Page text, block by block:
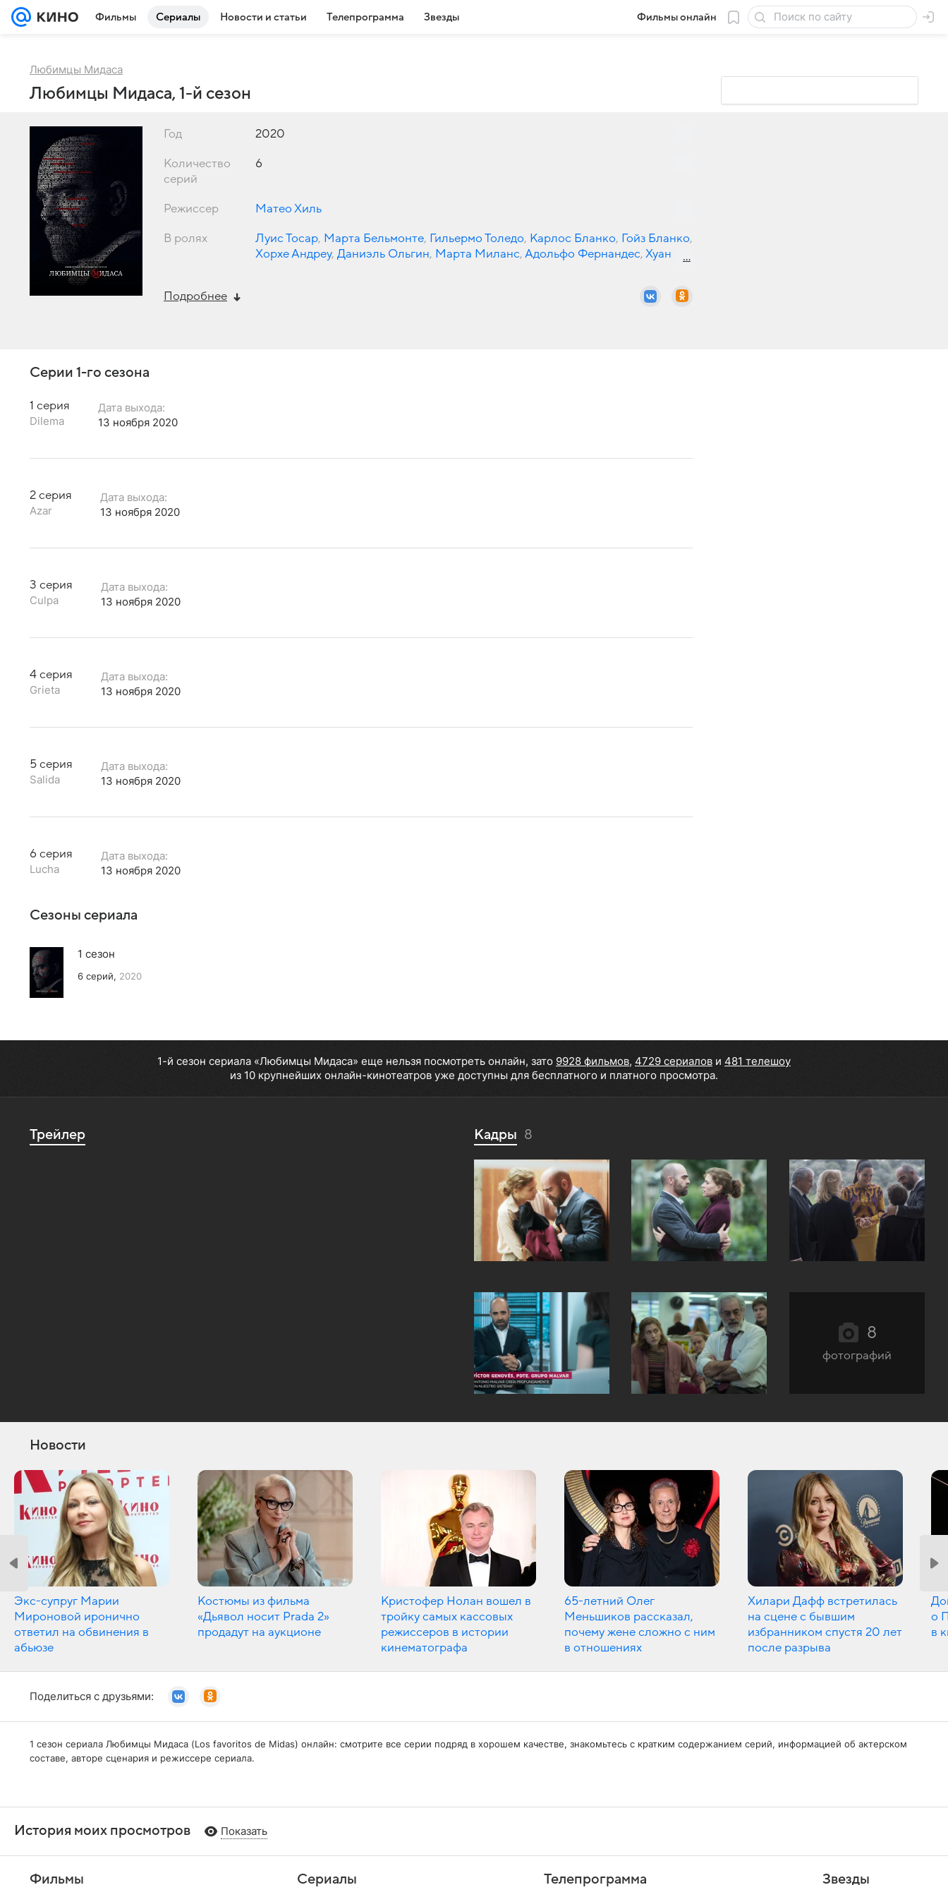
Фильмы Сериалы Новости и статьи Телепрограмма Звезды Фильмы онлайн
Любимцы Мидаса
Любимцы Мидаса, 1-й сезон
Год 2020
Количество
серий
6
Режиссер Матео Хиль
В ролях Луис Тосар, Марта Бельмонте, Гильермо Толедо, Карлос Бланко, Гойз Бланко,
Хорхе Андреу, Даниэль Ольгин, Марта Миланс, Адольфо Фернандес, Хуан
Подробнее
Серии 1-го сезона
1 серия
Dilema
Дата выхода:
13 ноября 2020
2 серия
Azar
Дата выхода:
13 ноября 2020
3 серия
Culpa
Дата выхода:
13 ноября 2020
4 серия
Grieta
Дата выхода:
13 ноября 2020
5 серия
Salida
Дата выхода:
13 ноября 2020
6 серия
Lucha
Дата выхода:
13 ноября 2020
Сезоны сериала
1 сезон
6 серий, 2020
1-й сезон сериала «Любимцы Мидаса» еще нельзя посмотреть онлайн, зато 9928 фильмов, 4729 сериалов и 481 телешоу
из 10 крупнейших онлайн-кинотеатров уже доступны для бесплатного и платного просмотра.
Трейлер Кадры 8
8
фотографий
Новости
Экс-супруг Марии
Мироновой иронично
ответил на обвинения в
абьюзе
Костюмы из фильма
«Дьявол носит Prada 2»
продадут на аукционе
Кристофер Нолан вошел в
тройку самых кассовых
режиссеров в истории
кинематографа
65-летний Олег
Меньшиков рассказал,
почему жене сложно с ним
в отношениях
Хилари Дафф встретилась
на сцене с бывшим
избранником спустя 20 лет
после разрыва
о
в
Поделиться с друзьями:
1 сезон сериала Любимцы Мидаса (Los favoritos de Midas) онлайн: смотрите все серии подряд в хорошем качестве, знакомьтесь с кратким содержанием серий, информацией об актерском
составе, авторе сценария и режиссере сериала.
История моих просмотров Показать
Фильмы Сериалы Телепрограмма Звезды